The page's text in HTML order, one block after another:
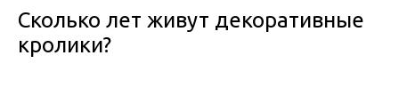
Сколько лет живут декоративные
кролики?